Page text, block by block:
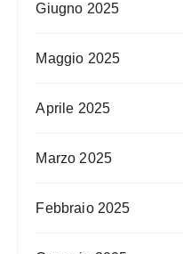
Giugno 2025
Maggio 2025
Aprile 2025
Marzo 2025
Febbraio 2025